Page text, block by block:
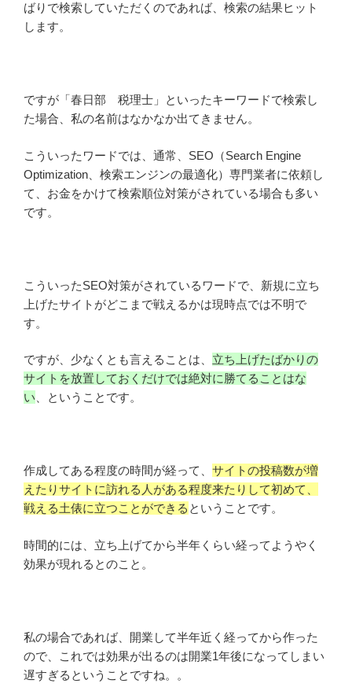
ばりで検索していただくのであれば、検索の結果ヒット
します。
ですが「春日部 税理士」といったキーワードで検索し
た場合、私の名前はなかなか出てきません。
こういったワードでは、通常、SEO（Search Engine
Optimization、検索エンジンの最適化）専門業者に依頼し
て、お金をかけて検索順位対策がされている場合も多い
です。
こういったSEO対策がされているワードで、新規に立ち
上げたサイトがどこまで戦えるかは現時点では不明で
す。
ですが、少なくとも言えることは、 立ち上げたばかりの
サイトを放置しておくだけでは絶対に勝てることはな
い 、ということです。
作成してある程度の時間が経って、 サイトの投稿数が増
えたりサイトに訪れる人がある程度来たりして初めて、
戦える土俵に立つことができる ということです。
時間的には、立ち上げてから半年くらい経ってようやく
効果が現れるとのこと。
私の場合であれば、開業して半年近く経ってから作った
ので、これでは効果が出るのは開業1年後になってしまい
遅すぎるということですね。。